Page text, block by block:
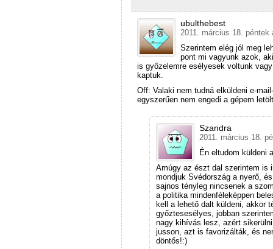
ubulthebest
2011. március 18. péntek
Szerintem elég jól meg
pont mi vagyunk azok,
is győzelemre esélyesek voltunk
kaptuk.
Off: Valaki nem tudná elküldeni e-
egyszerűen nem engedi a gépem
Szandra
2011. március 18.
Én eltudom küldeni
Amúgy az észt dal szerintem is
mondjuk Svédország a nyerő,
sajnos tényleg nincsenek a
a politika mindenféleképpen
kell a lehető dalt küldeni, akkor
győztesesélyes, jobban
nagy kihívás lesz, azért
jusson, azt is favorizálták, és
döntős!:)